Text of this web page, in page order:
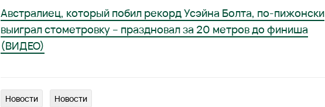
Австралиец, который побил рекорд Усэйна Болта, по-пижонски
выиграл стометровку – праздновал за 20 метров до финиша
(ВИДЕО)
Новости Новости